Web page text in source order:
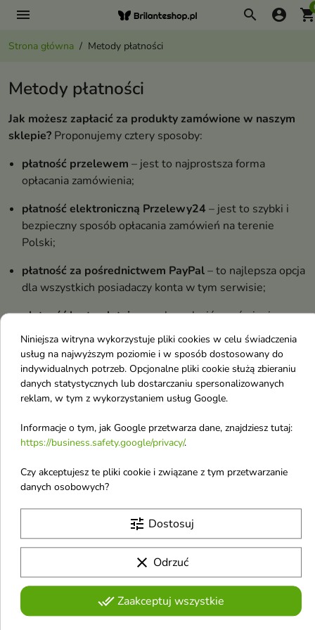
menu search account_circle
Strona główna Metody płatności
Metody płatności
Jak możesz zapłacić za produkty zamówione w naszym
sklepie? Proponujemy cztery sposoby:
płatność przelewem – jest to najprostsza forma
opłacania zamówienia;
płatność elektroniczną Przelewy24 – jest to szybki i
bezpieczny sposób opłacania zamówień na terenie
Polski;
płatność za pośrednictwem PayPal– to najlepsza opcja
dla wszystkich posiadaczy konta w tym serwisie;
płatność kartą płatniczą– aby opłacić zamówienie,
wystarczy wpisać dane swojej karty kredytowej.
Jak wybrać metodę płatności?Ma to miejsce podczas
składania zamówienia. Wystarczy dodać produkty do
koszyka, a następnie wybrać opcję rejestracji lub zakupów
wymienione formy płatności.
bezpieczeństwo w trakcie dokonywania płatności.
Korzystamy z bezpiecznych połączeń i proponujemy
wyłącznie sprawdzone metody płatności, dzięki którym
cały proces opłacania produktów przebiegnie sprawnie i
bezproblemowo.
Otrzymuj informację o nowościach i
Niniejsza witryna wykorzystuje pliki cookies w celu świadczenia
usług na najwyższym poziomie i w sposób dostosowany do
indywidualnych potrzeb. Opcjonalne pliki cookie służą zbieraniu
danych statystycznych lub dostarczaniu spersonalizowanych
reklam, w tym z wykorzystaniem usług Google.
Informacje o tym, jak Google przetwarza dane, znajdziesz tutaj:
https://business.safety.google/privacy/.
Czy akceptujesz te pliki cookie i związane z tym przetwarzanie
danych osobowych?
tune Dostosuj
clear Odrzuć
done_allZaakceptuj wszystkie